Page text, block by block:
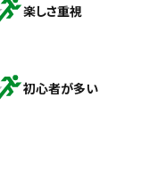
楽しさ重視
初心者が多い